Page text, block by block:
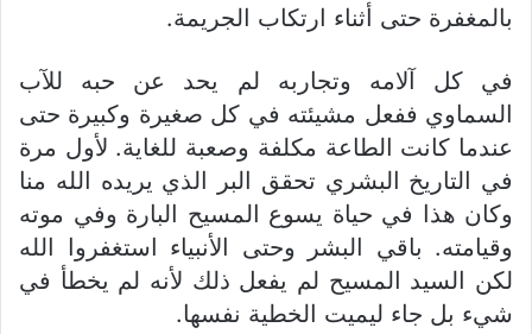
بالمغفرة حتى أثناء ارتكاب الجريمة.
في كل آلامه وتجاربه لم يحد عن حبه للآب
السماوي ففعل مشيئته في كل صغيرة وكبيرة حتى
عندما كانت الطاعة مكلفة وصعبة للغاية. لأول مرة
في التاريخ البشري تحقق البر الذي يريده الله منا
وكان هذا في حياة يسوع المسيح البارة وفي موته
وقيامته. باقي البشر وحتى الأنبياء استغفروا الله
لكن السيد المسيح لم يفعل ذلك لأنه لم يخطأ في
شيء بل جاء ليميت الخطية نفسها.